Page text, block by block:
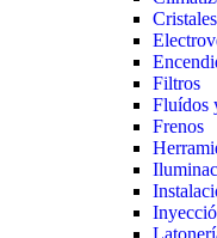
Cristales
Filtros
Fluídos
Frenos